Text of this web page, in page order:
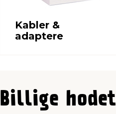
Kabler &
adaptere
Billige